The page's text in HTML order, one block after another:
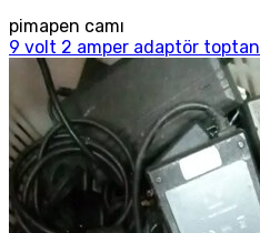
pimapen camı
9 volt 2 amper adaptör toptan